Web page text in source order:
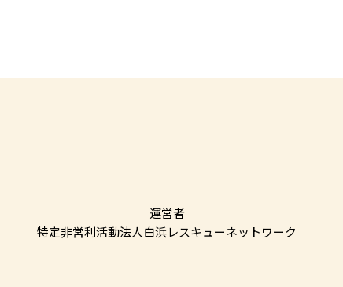
運営者
特定非営利活動法人白浜レスキューネットワーク